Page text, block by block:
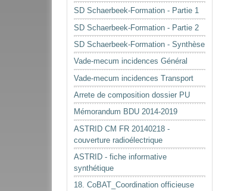
SD Schaerbeek-Formation - Partie 1
SD Schaerbeek-Formation - Partie 2
SD Schaerbeek-Formation - Synthèse
Vade-mecum incidences Général
Vade-mecum incidences Transport
Arrete de composition dossier PU
Mémorandum BDU 2014-2019
ASTRID CM FR 20140218 -
couverture radioélectrique
ASTRID - fiche informative
synthétique
18. CoBAT_Coordination officieuse